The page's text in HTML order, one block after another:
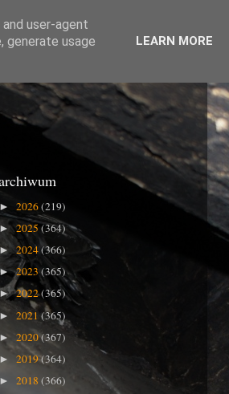
► 2026(219)
►2025(364)
► 2024(366)
2023(365)
2022(365)
► 2021(365)
► 2020(367)
► 2019(364)
► 2018 (366)
user-agent
generate usage
LEARN MORE